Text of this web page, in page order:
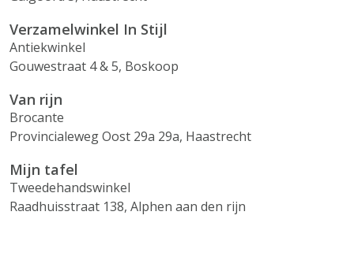
Verzamelwinkel In Stijl
Antiekwinkel
Gouwestraat 4 & 5, Boskoop
Van rijn
Brocante
Provincialeweg Oost 29a 29a, Haastrecht
Mijn tafel
Tweedehandswinkel
Raadhuisstraat 138, Alphen aan den rijn